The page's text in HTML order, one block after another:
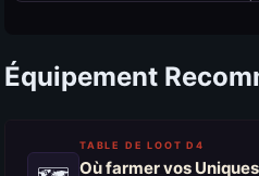
Équipement
TABLE DE LOOT D4
Où farmer vos